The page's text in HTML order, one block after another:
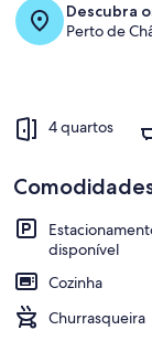
Descubra
Perto de
4 quartos
disponível
Cozinha
Churrasqueira